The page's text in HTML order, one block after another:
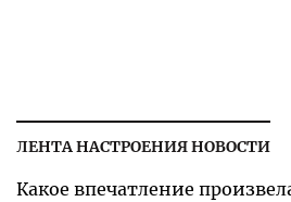
ЛЕНТА НАСТРОЕНИЯ НОВОСТИ
Какое впечатление